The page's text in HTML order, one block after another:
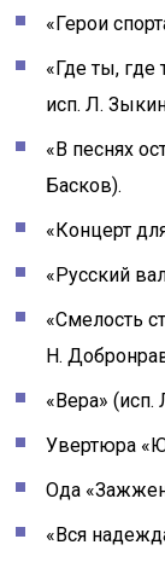
«Герои
«Где ты, где
исп. Л.
«В песнях
Басков).
«Концерт
«Русский
«Смелость
Н.
«Вера» (исп.
Увертюра
Ода
«Вся